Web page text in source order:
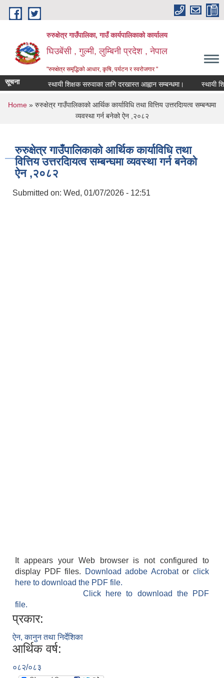
Skip to main content
रुरुक्षेत्र गाउँपालिका, गाउँ कार्यपालिकाको कार्यालय
घिउबेंसी , गुल्मी, लुम्बिनी प्रदेश , नेपाल
"रुरुक्षेत्र समृद्धिको आधार, कृषि, पर्यटन र स्वरोजगार "
सूचना स्थायी शिक्षक सरुवाका लागि दरखास्त आह्वान सम्बन्धमा। स्थायी
You are here
Home » रुरुक्षेत्र गाउँपालिकाको आर्थिक कार्याविधि तथा वित्तिय उत्तरदाियत्व सम्बन्घमा
व्यवस्था गर्न बनेको ऐन ,२०८२
रुरुक्षेत्र गाउँपालिकाको आर्थिक कार्याविधि तथा
वित्तिय उत्तरदाियत्व सम्बन्घमा व्यवस्था गर्न बनेको
ऐन ,२०८२
Submitted on: Wed, 01/07/2026 - 12:51
It appears your Web browser is not configured to
display PDF files.
Download adobe Acrobatorclick
here to download the PDF file.
Click here to download the PDF
file.
प्रकार:
ऐन, कानुन तथा निर्देशिका
आर्थिक वर्ष:
०८२/०८३